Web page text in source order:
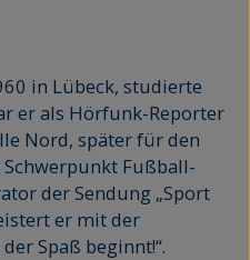
in Lübeck, studierte
er als Hörfunk-Reporter
Nord, später für den
Fußball-
der Sendung „Sport
er mit der
Spaß beginnt!“.